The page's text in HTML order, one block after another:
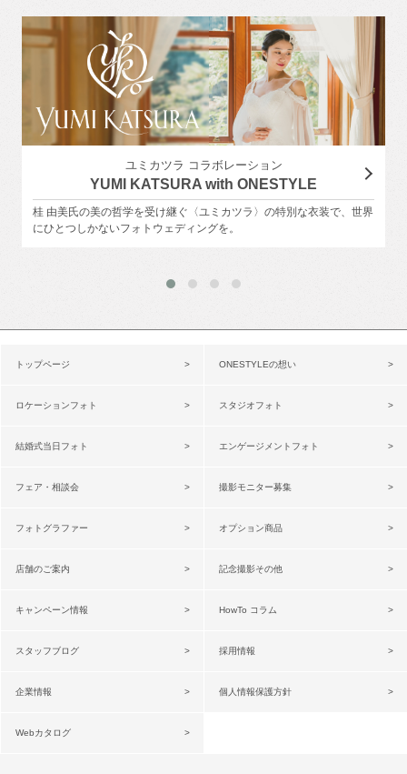
ユミカツラ コラボレーション
YUMI KATSURA with ONESTYLE
桂 由美氏の美の哲学を受け継ぐ〈ユミカツラ〉の特別な衣装で、世界
にひとつしかないフォトウェディングを。
トップページ ONESTYLEの想い
ロケーションフォト スタジオフォト
結婚式当日フォト エンゲージメントフォト
フェア・相談会 撮影モニター募集
フォトグラファー オプション商品
店舗のご案内 記念撮影その他
キャンペーン情報 HowTo コラム
スタッフブログ 採用情報
企業情報 個人情報保護方針
Webカタログ